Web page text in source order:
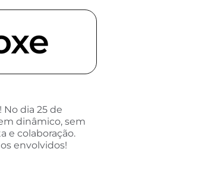
dia 25 de
dinâmico, sem
e colaboração.
envolvidos!